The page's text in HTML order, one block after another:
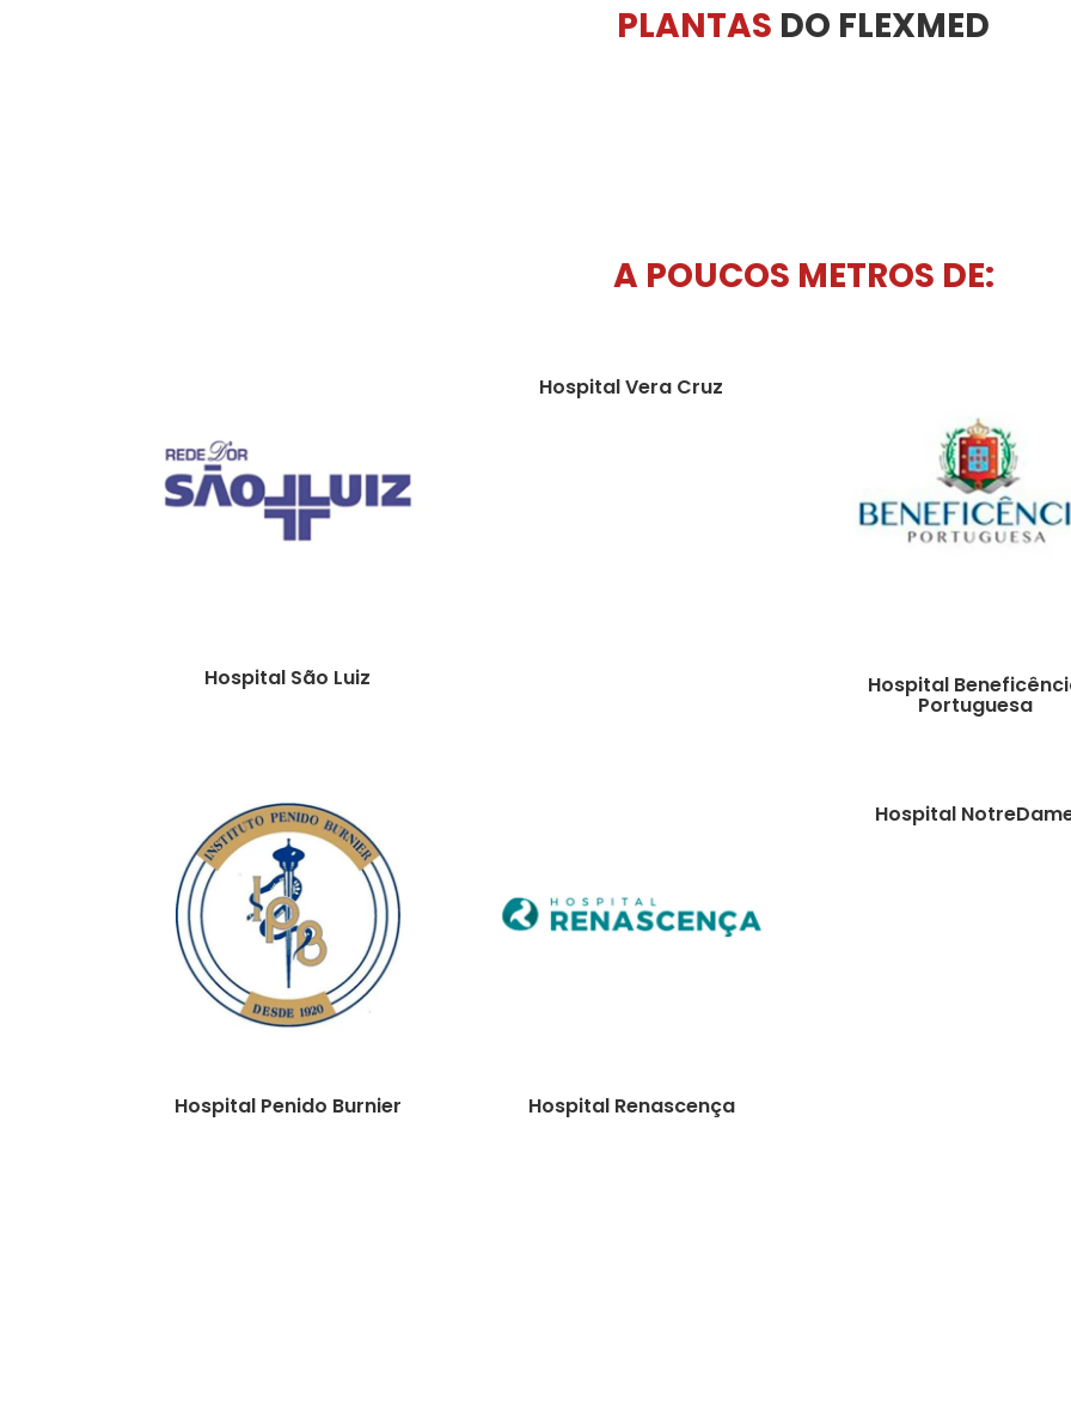
PLANTAS DO FLEXMED
A POUCOS METROS DE:
Hospital São Luiz
Hospital Vera Cruz
Hospital
Portuguesa
Hospital Penido Burnier Hospital Renascença
Hospital